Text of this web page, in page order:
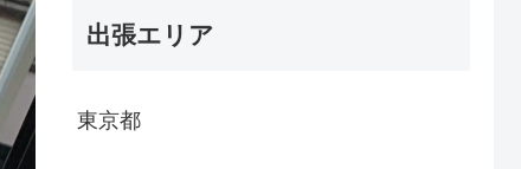
出張エリア
東京都